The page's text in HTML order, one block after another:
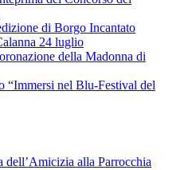
di Borgo Incantato
24 luglio
della Madonna di
nel Blu-Festival del
alla Parrocchia